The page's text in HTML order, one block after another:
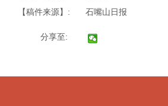
【稿件来源】:
石嘴山日报
分享至: